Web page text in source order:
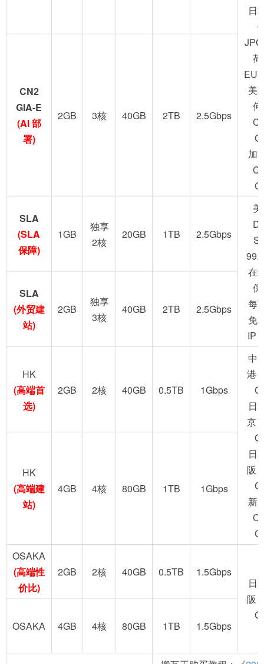
日
美
加
CN2
GIA-E
(AI 部
署)
2GB 3核 40GB 2TB 2.5Gbps
SLA
(SLA
保障)
1GB
独享
2核
20GB 1TB 2.5Gbps
在
每
免
IP
SLA
(外贸建
站)
2GB
独享
3核
40GB 2TB 2.5Gbps
HK
(高端首
选)
2GB 2核 40GB 0.5TB 1Gbps
中
港
日
京
日
阪
新
HK
(高端建
站)
4GB 4核 80GB 1TB 1Gbps
OSAKA
(高端性
价比)
2GB 2核 40GB 0.5TB
1.5Gbps
日
阪
OSAKA
4GB 4核 80GB 1TB 1.5Gbps